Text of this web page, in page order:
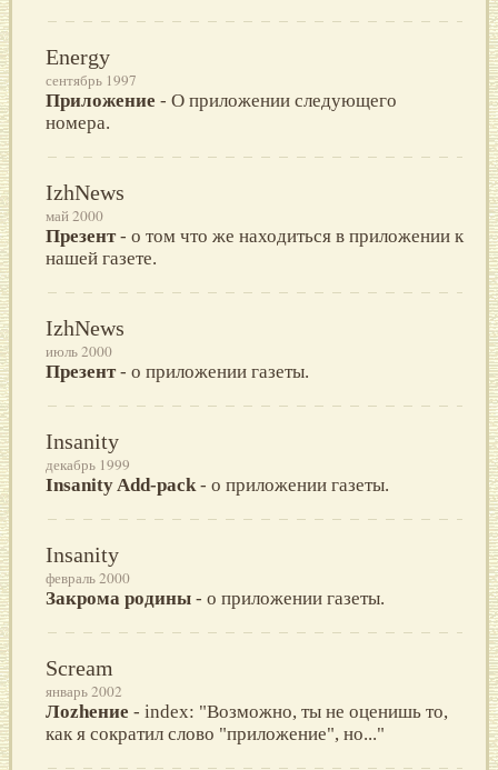
Energy
сентябрь 1997
Приложение - О приложении следующего
номера.
IzhNews
май 2000
Презент- о том что же находиться в приложении к
нашей газете.
IzhNews
июль 2000
Презент- о приложении газеты.
Insanity
декабрь 1999
Insanity Add-pack- о приложении газеты.
Insanity
февраль 2000
Закрома родины - о приложении газеты.
Scream
январь 2002
Лоzhение - index: "Возможно, ты не оценишь то,
как я сократил слово "приложение", но..."